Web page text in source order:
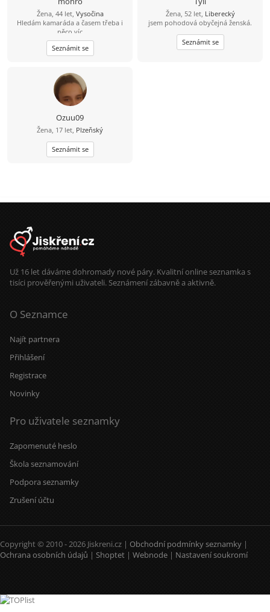
Žena, 44 let, Vysočina
Hledám kamaráda a časem třeba i
něco víc
Seznámit se
Žena, 52 let, Liberecký
jsem pohodová obyčejná ženská.
Seznámit se
Ozuu09
Žena, 17 let, Plzeňský
Seznámit se
Už 16 let dáváme dohromady nové páry. Kvalitní online seznamka s
tisíci prověřenými uživateli. Seznámení zábavně a aktivně.
O Seznamce
Najít partnera
Přihlášení
Registrace
Novinky
Pro uživatele seznamky
Zapomenuté heslo
Škola seznamování
Podpora seznamky
Zrušení účtu
Copyright © 2010 - 2026 Jiskreni.cz | Obchodní podmínky seznamky |
Ochrana osobních údajů | Shoptet | Webnode | Nastavení soukromí